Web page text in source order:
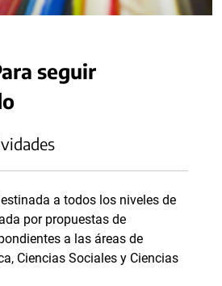
seguir
a todos los niveles de
por propuestas de
a las áreas de
Ciencias Sociales y Ciencias